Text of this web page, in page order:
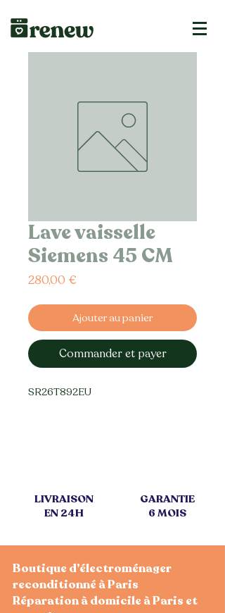
Lave vaisselle
Siemens 45 CM
280,00 €
Ajouter au panier
Commander et payer
SR26T892EU
LIVRAISON
EN 24H
GARANTIE
6 MOIS
Boutique d’électroménager
reconditionné à Paris
Réparation à domicile à Paris et